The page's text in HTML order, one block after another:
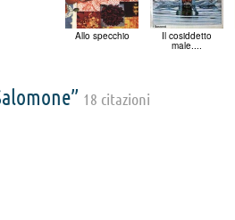
Allo specchio Il cosiddetto
male....
18 citazioni